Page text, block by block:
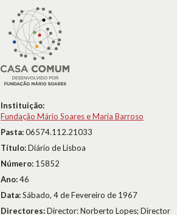
Instituição:
Fundação Mário Soares e Maria Barroso
Pasta:06574.112.21033
Título:Diário de Lisboa
Número: 15852
Ano:46
Data:Sábado, 4 de Fevereiro de 1967
Directores:Director: Norberto Lopes; Director